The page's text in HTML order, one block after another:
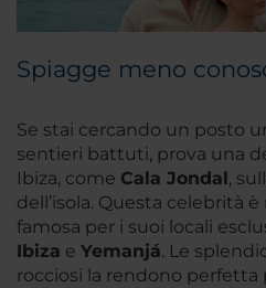
Spiagge meno
Se stai cercando un posto
sentieri battuti, prova una
Ibiza, come Cala Jondal,
dell’isola. Questa celebrità
famosa per i suoi locali
Ibiza e Yemanjá. Le
rocciosi la rendono perfetta